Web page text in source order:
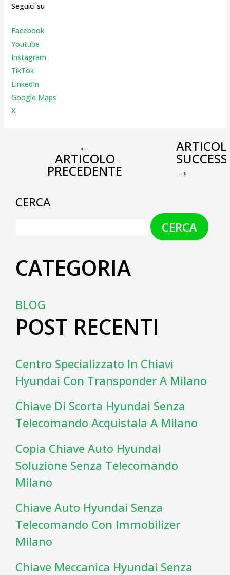
Seguici su
Facebook
Youtube
Instagram
TikTok
LinkedIn
Google Maps
X
←
ARTICOLO
PRECEDENTE →
CERCA
CERCA
CATEGORIA
BLOG
POST RECENTI
Centro Specializzato In Chiavi
Hyundai Con Transponder A Milano
Chiave Di Scorta Hyundai Senza
Telecomando Acquistala A Milano
Copia Chiave Auto Hyundai
Soluzione Senza Telecomando
Milano
Chiave Auto Hyundai Senza
Telecomando Con Immobilizer
Milano
Chiave Meccanica Hyundai Senza